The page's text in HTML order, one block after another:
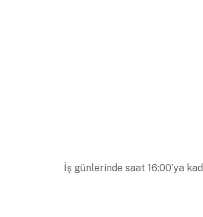
İş günlerinde saat 16:00’ya